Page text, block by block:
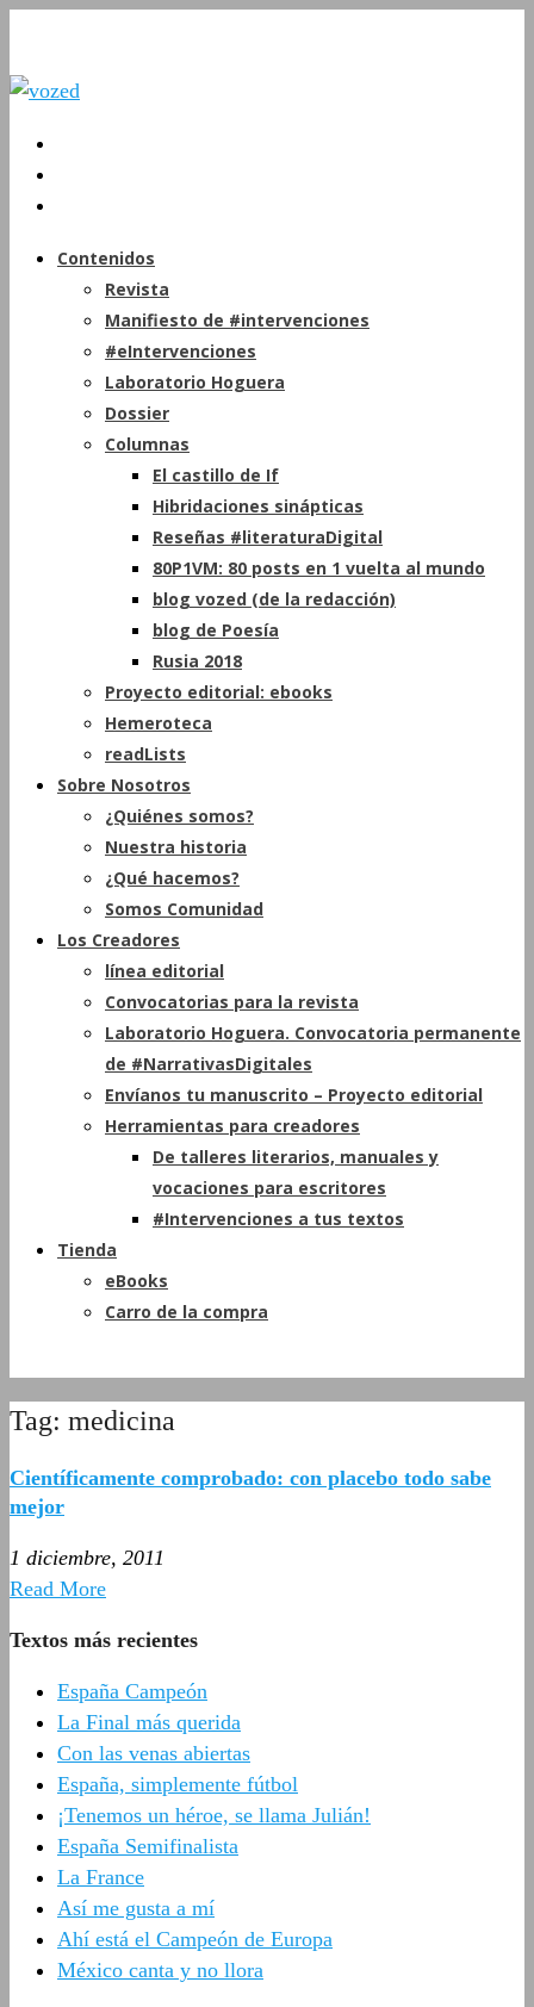
Contenidos
Revista
Manifiesto de #intervenciones
#eIntervenciones
Laboratorio Hoguera
Dossier
Columnas
El castillo de If
Hibridaciones sinápticas
Reseñas #literaturaDigital
80P1VM: 80 posts en 1 vuelta al mundo
blog vozed (de la redacción)
blog de Poesía
Rusia 2018
Proyecto editorial: ebooks
Hemeroteca
readLists
Sobre Nosotros
¿Quiénes somos?
Nuestra historia
¿Qué hacemos?
Somos Comunidad
Los Creadores
línea editorial
Convocatorias para la revista
Laboratorio Hoguera. Convocatoria permanente
de #NarrativasDigitales
Envíanos tu manuscrito – Proyecto editorial
Herramientas para creadores
De talleres literarios, manuales y
vocaciones para escritores
#Intervenciones a tus textos
Tienda
eBooks
Carro de la compra
Tag: medicina
Científicamente comprobado: con placebo todo sabe
mejor
1 diciembre, 2011
Read More
Textos más recientes
España Campeón
La Final más querida
Con las venas abiertas
España, simplemente fútbol
¡Tenemos un héroe, se llama Julián!
España Semifinalista
La France
Así me gusta a mí
Ahí está el Campeón de Europa
México canta y no llora